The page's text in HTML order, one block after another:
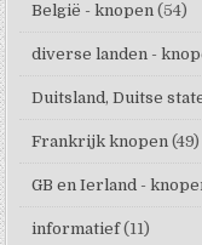
België - knopen (54)
diverse landen -
Duitsland, Duitse
Frankrijk knopen (49)
GB en Ierland -
informatief (11)